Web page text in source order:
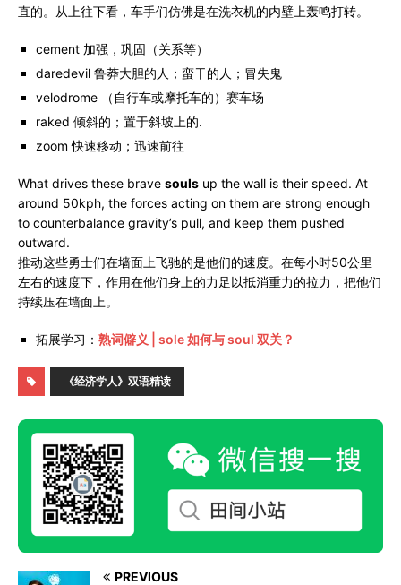
直的。从上往下看，车手们仿佛是在洗衣机的内壁上轰鸣打转。
cement 加强，巩固（关系等）
daredevil 鲁莽大胆的人；蛮干的人；冒失鬼
velodrome （自行车或摩托车的）赛车场
raked 倾斜的；置于斜坡上的.
zoom 快速移动；迅速前往
What drives these brave souls up the wall is their speed. At
around 50kph, the forces acting on them are strong enough
to counterbalance gravity’s pull, and keep them pushed
outward.
推动这些勇士们在墙面上飞驰的是他们的速度。在每小时50公里
左右的速度下，作用在他们身上的力足以抵消重力的拉力，把他们
持续压在墙面上。
拓展学习： 熟词僻义 | sole 如何与 soul 双关？
《经济学人》双语精读
PREVIOUS